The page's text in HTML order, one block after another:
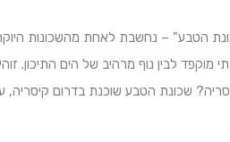
"שכונת הטבע" – נחשבת לאחת מהשכונות
מוקפד לבין נוף מרהיב של הים התיכון.
בשכונת הטבע (שכונה 12) בקיסריה? שכונת הטבע שוכנת